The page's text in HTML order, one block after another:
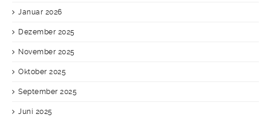
Januar 2026
Dezember 2025
November 2025
Oktober 2025
September 2025
Juni 2025